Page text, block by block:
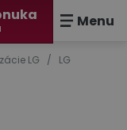
Menu
LG /
LG